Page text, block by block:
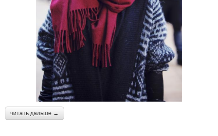
читать дальше →